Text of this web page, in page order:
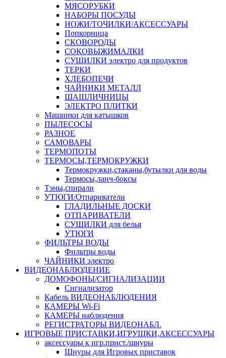
МЯСОРУБКИ
НАБОРЫ ПОСУДЫ
НОЖИ/ТОЧИЛКИ/АКСЕССУАРЫ
Попкорница
СКОВОРОДЫ
СОКОВЫЖИМАЛКИ
СУШИЛКИ электро для продуктов
ТЕРКИ
ХЛЕБОПЕЧИ
ЧАЙНИКИ МЕТАЛЛ
ШАШЛИЧНИЦЫ
ЭЛЕКТРО ПЛИТКИ
Машинки для катышков
ПЫЛЕСОСЫ
РАЗНОЕ
САМОВАРЫ
ТЕРМОПОТЫ
ТЕРМОСЫ,ТЕРМОКРУЖКИ
Термокружки,стаканы,бутылки для воды
Термосы,ланч-боксы
Тэны,спирали
УТЮГИ/Отпариватели
ГЛАДИЛЬНЫЕ ДОСКИ
ОТПАРИВАТЕЛИ
СУШИЛКИ для белья
УТЮГИ
ФИЛЬТРЫ ВОДЫ
Фильтры воды
ЧАЙНИКИ электро
ВИДЕОНАБЛЮДЕНИЕ
ДОМОФОНЫ/СИГНАЛИЗАЦИИ
Сигнализатор
Кабель ВИДЕОНАБЛЮДЕНИЯ
КАМЕРЫ Wi-Fi
КАМЕРЫ наблюдения
РЕГИСТРАТОРЫ ВИДЕОНАБЛ.
ИГРОВЫЕ ПРИСТАВКИ,ИГРУШКИ,АКСЕССУАРЫ
аксесcуары к игр.прист./шнуры
Шнуры для Игровых приставок